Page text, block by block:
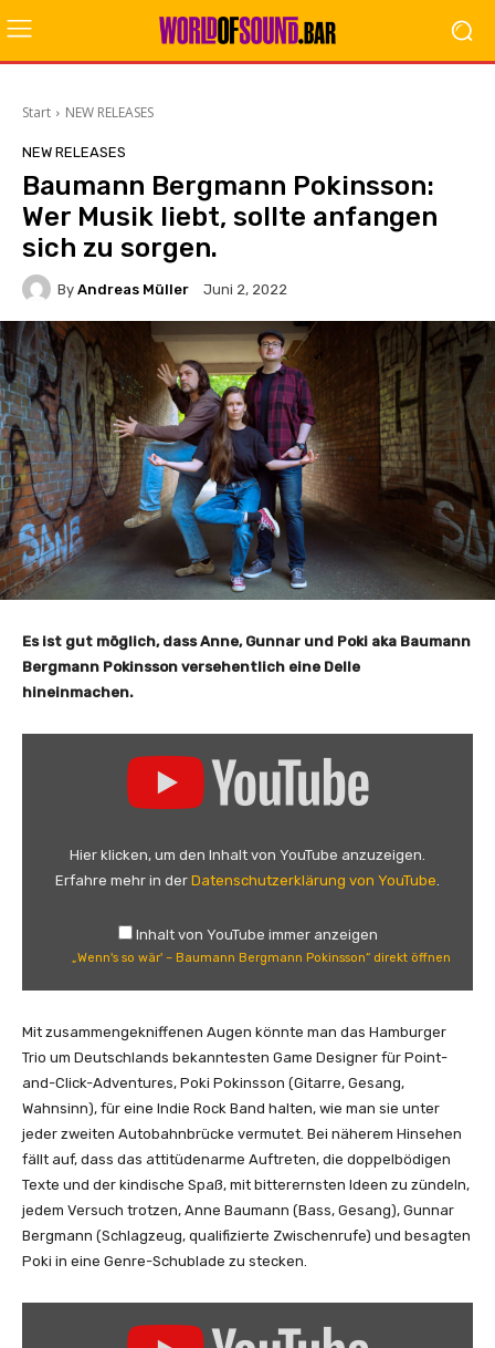
Start NEW RELEASES
NEW RELEASES
Baumann Bergmann Pokinsson:
Wer Musik liebt, sollte anfangen
sich zu sorgen.
By Andreas Müller Juni 2, 2022
Es ist gut möglich, dass Anne, Gunnar und Poki aka Baumann
Bergmann Pokinsson versehentlich eine Delle
hineinmachen.
r
'
–
B
a
u
m
a
n
n
e
Hier klicken, um den Inhalt von YouTube anzuzeigen.
Erfahre mehr in der Datenschutzerklärung von YouTube.
Inhalt von YouTube immer anzeigen
„Wenn's so wär' – Baumann Bergmann Pokinsson“ direkt öffnen
Mit zusammengekniffenen Augen könnte man das Hamburger
Trio um Deutschlands bekanntesten Game Designer für Point-
and-Click-Adventures, Poki Pokinsson (Gitarre, Gesang,
Wahnsinn), für eine Indie Rock Band halten, wie man sie unter
jeder zweiten Autobahnbrücke vermutet. Bei näherem Hinsehen
fällt auf, dass das attitüdenarme Auftreten, die doppelbödigen
Texte und der kindische Spaß, mit bitterernsten Ideen zu zündeln,
jedem Versuch trotzen, Anne Baumann (Bass, Gesang), Gunnar
Bergmann (Schlagzeug, qualifizierte Zwischenrufe) und besagten
Poki in eine Genre-Schublade zu stecken.